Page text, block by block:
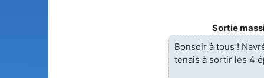
Sortie
Bonsoir à tous !
tenais à sortir les 4